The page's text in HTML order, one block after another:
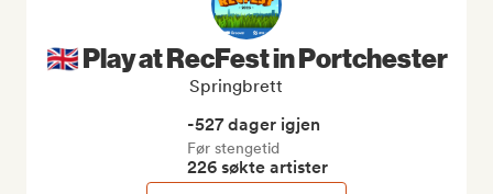
🇬🇧 Play at RecFest in Portchester
Springbrett
-527 dager igjen
Før stengetid
226 søkte artister